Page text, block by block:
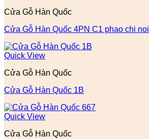
Cửa Gỗ Hàn Quốc
Cửa Gỗ Hàn Quốc 4PN C1 phao chi noi
Quick View
Cửa Gỗ Hàn Quốc
Cửa Gỗ Hàn Quốc 1B
Quick View
Cửa Gỗ Hàn Quốc